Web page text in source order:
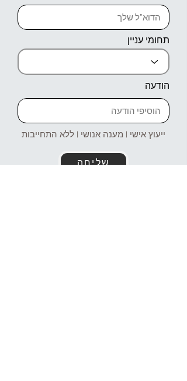
תחומי עניין
הודעה
ייעוץ אישי | מענה אנושי | ללא התחייבות
שליחה